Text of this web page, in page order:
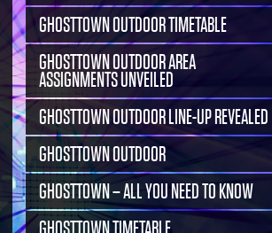
GHOSTTOWN OUTDOOR TIMETABLE
GHOSTTOWN OUTDOOR AREA
ASSIGNMENTS UNVEILED
GHOSTTOWN OUTDOOR LINE-UP REVEALED
GHOSTTOWN OUTDOOR
GHOSTTOWN – ALL YOU NEED TO KNOW